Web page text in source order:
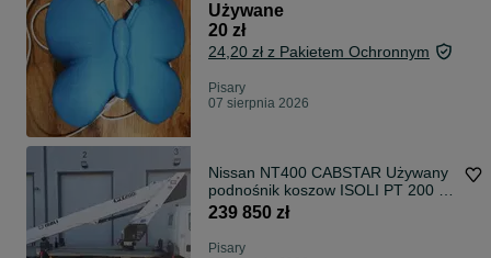
Używane
20 zł
24,20 zł z Pakietem Ochronnym
Pisary
07 sierpnia 2026
Nissan NT400 CABSTAR Używany
podnośnik koszow ISOLI PT 200 na
podwoziu NISSAN NT400
239 850 zł
Pisary